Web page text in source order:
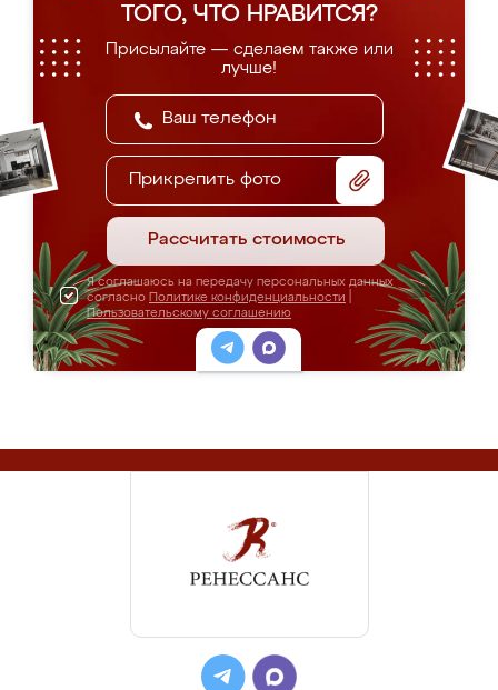
ТОГО, ЧТО НРАВИТСЯ?
Присылайте — сделаем также или
лучше!
Прикрепить фото
Рассчитать стоимость
Я соглашаюсь на передачу персональных данных
согласно Политике конфиденциальности
Пользовательскому соглашению